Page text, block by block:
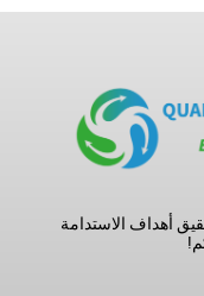
أهداف الاستدامة